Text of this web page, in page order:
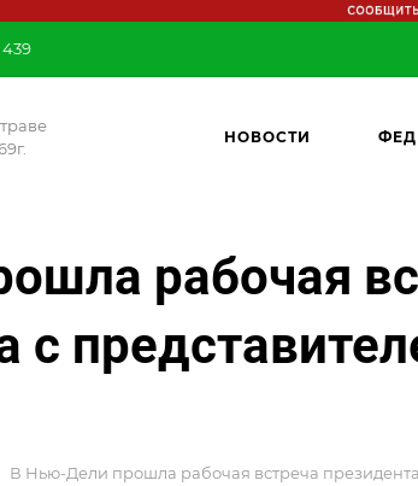
НОВОСТИ
рабочая
с
В Нью-Дели прошла рабочая встреча